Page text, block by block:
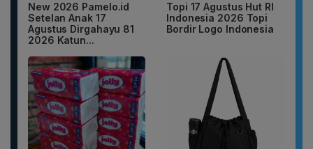
New 2026 Pamelo.id
Setelan Anak 17
Agustus Dirgahayu 81
2026 Katun...
Topi 17 Agustus Hut RI
Indonesia 2026 Topi
Bordir Logo Indonesia